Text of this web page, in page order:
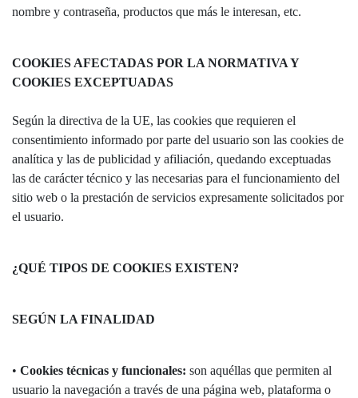
nombre y contraseña, productos que más le interesan, etc.
COOKIES AFECTADAS POR LA NORMATIVA Y
COOKIES EXCEPTUADAS
Según la directiva de la UE, las cookies que requieren el
consentimiento informado por parte del usuario son las cookies de
analítica y las de publicidad y afiliación, quedando exceptuadas
las de carácter técnico y las necesarias para el funcionamiento del
sitio web o la prestación de servicios expresamente solicitados por
el usuario.
¿QUÉ TIPOS DE COOKIES EXISTEN?
SEGÚN LA FINALIDAD
• Cookies técnicas y funcionales: son aquéllas que permiten al
usuario la navegación a través de una página web, plataforma o